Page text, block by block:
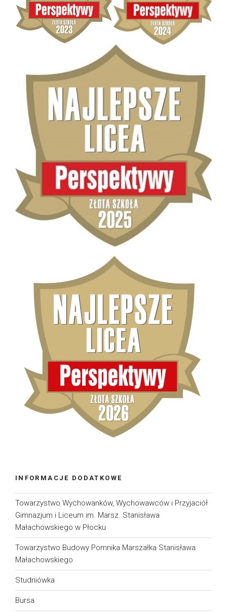
INFORMACJE DODATKOWE
Towarzystwo Wychowanków, Wychowawców i Przyjaciół
Gimnazjum i Liceum im. Marsz. Stanisława
Małachowskiego w Płocku
Towarzystwo Budowy Pomnika Marszałka Stanisława
Małachowskiego
Studniówka
Bursa